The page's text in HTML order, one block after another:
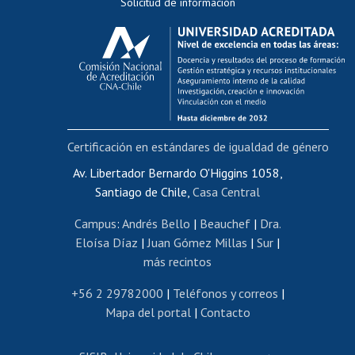
Evaluación docente
Calificación académica
Postulación al AUCAI
Funcionarias/os
Cursos internos de capacitación
Bienestar del personal
Portal de movilidad interna
Certificado de renta
Certificado de renta honorarios
Editar páginas blancas
Extranjeras/os
Revalidación y reconocimiento de títulos
Postulación al Programa de Movilidad Estudiantil
Av. Libertador Bernardo O'Higgins 1058,
Santiago de Chile, Casa Central
Campus: Andrés Bello | Beauchef| Dra.
Eloísa Díaz | Juan Gómez Millas | Sur |
más recintos
+56 2 29782000 | Teléfonos y correos |
Mapa del portal| Contacto
Certificación en estándares de igualdad de género